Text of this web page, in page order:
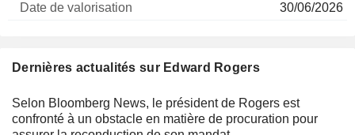
30/06/2026
Dernières actualités sur Edward Rogers
Selon Bloomberg News, le président de Rogers est
confronté à un obstacle en matière de procuration pour